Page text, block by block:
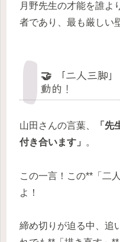
月野先生の才能を誰よ
者であり、最も厳しい
🤝 「二人三脚
動的！
山田さんの言葉、
「
付き合います」
。
この一言！この**「二
よ！
締め切りが迫る中、追